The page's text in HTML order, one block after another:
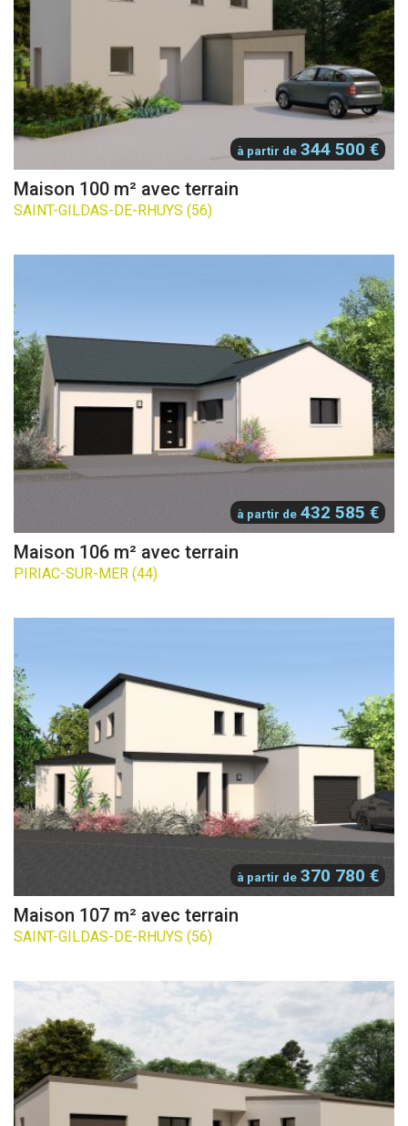
à partir de 344 500 €
Maison 100 m² avec terrain
SAINT-GILDAS-DE-RHUYS (56)
à partir de 432 585 €
Maison 106 m² avec terrain
PIRIAC-SUR-MER (44)
à partir de 370 780 €
Maison 107 m² avec terrain
SAINT-GILDAS-DE-RHUYS (56)